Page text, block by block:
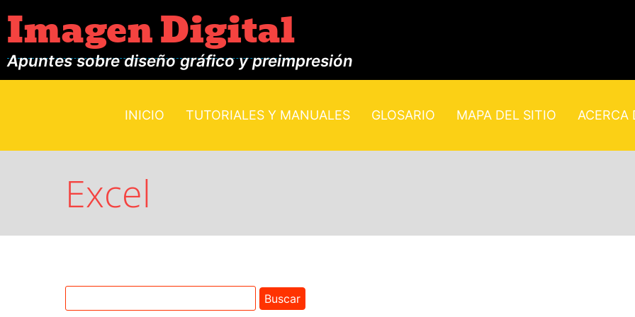
Imagen Digital
Apuntes sobre diseño gráfico y preimpresión
INICIO TUTORIALES Y MANUALES GLOSARIO MAPA DEL SITIO ACERCA
Excel